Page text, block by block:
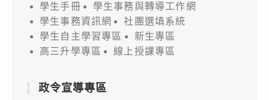
學生手冊
學生事務與轉導工作網
學生事務資訊網
社團選填系統
學生自主學習專區
新生專區
高三升學專區
線上授課專區
政令宣導專區